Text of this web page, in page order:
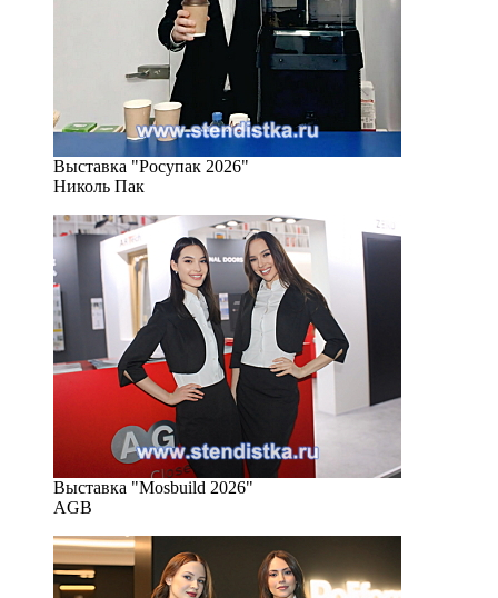
Выставка "Росупак 2026"
Николь Пак
Выставка "Mosbuild 2026"
AGB